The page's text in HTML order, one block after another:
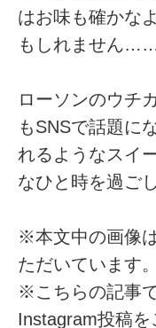
はお味も確かな
もしれません……
ローソンのウチ
もSNSで話題に
れるようなスイ
なひと時を過ご
※本文中の画像
ただいています。
※こちらの記事
Instagram投稿を